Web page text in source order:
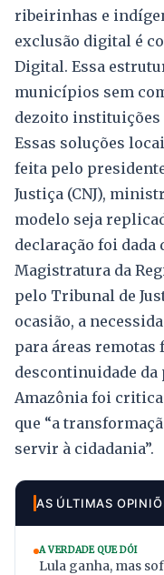
ribeirinhas e
exclusão digital é
Digital. Essa
municípios sem
dezoito
Essas soluções
feita pelo
Justiça (CNJ),
modelo seja
declaração foi dada
Magistratura da
pelo Tribunal de
ocasião, a
para áreas
descontinuidade da
Amazônia foi
que “a
servir à cidadania”.
AS ÚLTIMAS
A VERDADE QUE DÓI
Lula ganha, mas